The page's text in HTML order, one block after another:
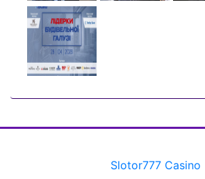
Slotor777 Casino